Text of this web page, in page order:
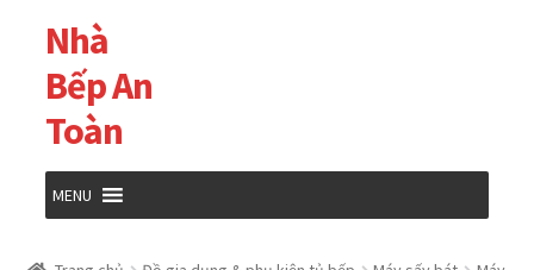
Đi
đến
Điều
hướng
Chuyển
đến
nội
dung
Nhà
Bếp An
Toàn
MENU